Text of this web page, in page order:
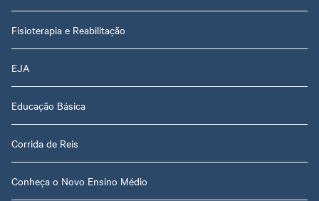
Fisioterapia e Reabilitação
EJA
Educação Básica
Corrida de Reis
Conheça o Novo Ensino Médio